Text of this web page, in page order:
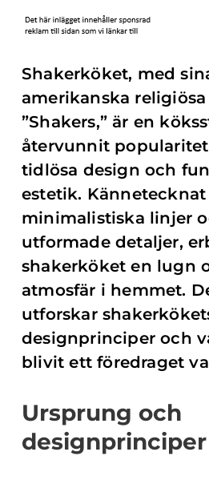
Shakerköket, med
amerikanska
”Shakers,” är en
återvunnit
tidlösa design och
estetik. Kännetecknat
minimalistiska linjer
utformade detaljer,
shakerköket en lugn
atmosfär i hemmet.
utforskar
designprinciper och
blivit ett föredraget
Ursprung och
designprinciper